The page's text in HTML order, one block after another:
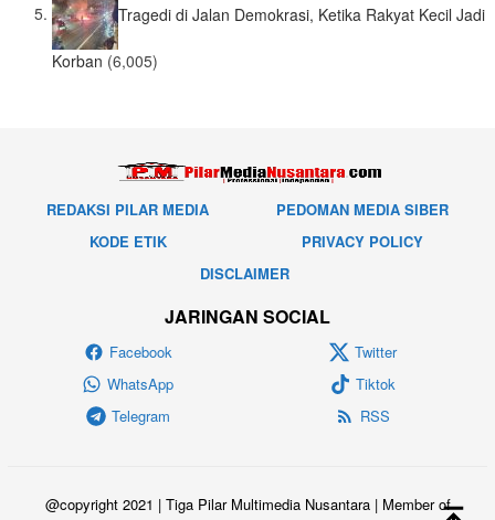
Tragedi di Jalan Demokrasi, Ketika Rakyat Kecil Jadi
Korban (6,005)
REDAKSI PILAR MEDIA
PEDOMAN MEDIA SIBER
KODE ETIK
PRIVACY POLICY
DISCLAIMER
JARINGAN SOCIAL
Facebook
Twitter
WhatsApp
Tiktok
Telegram
RSS
@copyright 2021 | Tiga Pilar Multimedia Nusantara | Member of